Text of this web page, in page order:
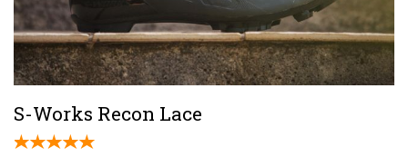
S-Works Recon Lace